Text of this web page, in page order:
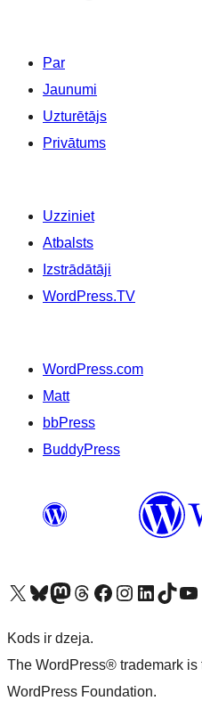
Par
Jaunumi
Uzturētājs
Privātums
Uzziniet
Atbalsts
Izstrādātāji
WordPress.TV
WordPress.com
Matt
bbPress
BuddyPress
Apmeklējiet mūsu X (agrāk Twitter) kontu
Apmeklējiet mūsu Bluesky kontu
Apmeklējiet mūsu Mastodon kontu
Apmeklējiet mūsu Threads kontu
Apmeklējiet mūsu Facebook lapuApmeklējiet mūsu Instagram kontu
Apmeklējiet mūsu LinkedIn kontu
Apmeklējiet mūsu TikTok
Apmeklējiet
Kods ir dzeja.
The WordPress® trademark
WordPress Foundation.